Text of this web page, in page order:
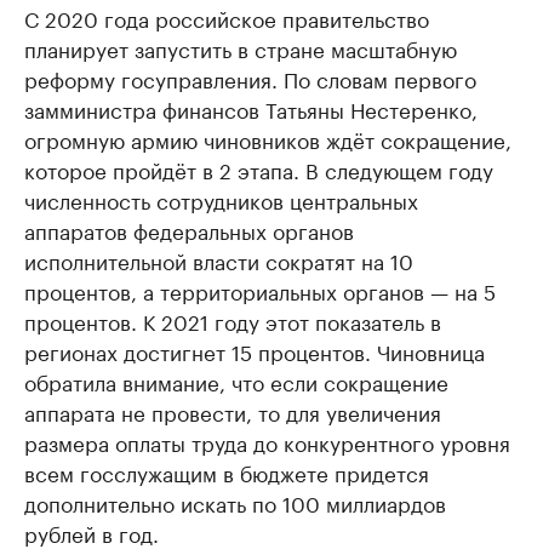
С 2020 года российское правительство
планирует запустить в стране масштабную
реформу госуправления. По словам первого
замминистра финансов Татьяны Нестеренко,
огромную армию чиновников ждёт сокращение,
которое пройдёт в 2 этапа. В следующем году
численность сотрудников центральных
аппаратов федеральных органов
исполнительной власти сократят на 10
процентов, а территориальных органов — на 5
процентов. К 2021 году этот показатель в
регионах достигнет 15 процентов. Чиновница
обратила внимание, что если сокращение
аппарата не провести, то для увеличения
размера оплаты труда до конкурентного уровня
всем госслужащим в бюджете придется
дополнительно искать по 100 миллиардов
рублей в год.